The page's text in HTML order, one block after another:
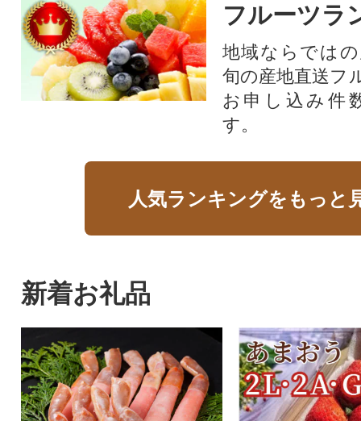
フルーツラ
地域ならでは
旬の産地直送フ
お申し込み件
す。
人気ランキングをもっと
新着お礼品